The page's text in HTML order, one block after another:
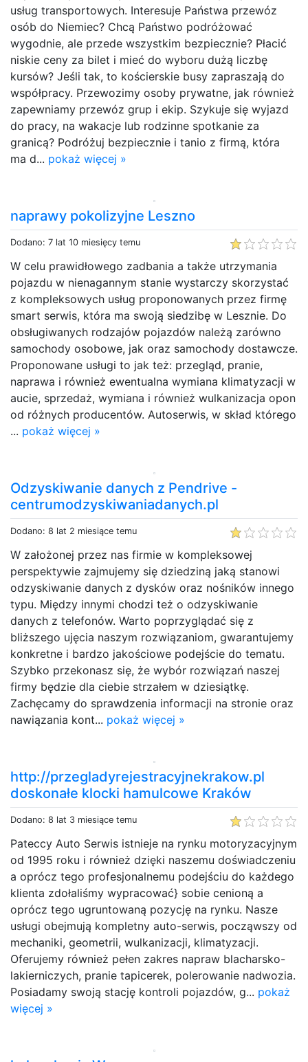
usług transportowych. Interesuje Państwa przewóz
osób do Niemiec? Chcą Państwo podróżować
wygodnie, ale przede wszystkim bezpiecznie? Płacić
niskie ceny za bilet i mieć do wyboru dużą liczbę
kursów? Jeśli tak, to kościerskie busy zapraszają do
współpracy. Przewozimy osoby prywatne, jak również
zapewniamy przewóz grup i ekip. Szykuje się wyjazd
do pracy, na wakacje lub rodzinne spotkanie za
granicą? Podróżuj bezpiecznie i tanio z firmą, która
ma d... pokaż więcej »
naprawy pokolizyjne Leszno
Dodano: 7 lat 10 miesięcy temu
W celu prawidłowego zadbania a także utrzymania
pojazdu w nienagannym stanie wystarczy skorzystać
z kompleksowych usług proponowanych przez firmę
smart serwis, która ma swoją siedzibę w Lesznie. Do
obsługiwanych rodzajów pojazdów należą zarówno
samochody osobowe, jak oraz samochody dostawcze.
Proponowane usługi to jak też: przegląd, pranie,
naprawa i również ewentualna wymiana klimatyzacji w
aucie, sprzedaż, wymiana i również wulkanizacja opon
od różnych producentów. Autoserwis, w skład którego
... pokaż więcej »
Odzyskiwanie danych z Pendrive -
centrumodzyskiwaniadanych.pl
Dodano: 8 lat 2 miesiące temu
W założonej przez nas firmie w kompleksowej
perspektywie zajmujemy się dziedziną jaką stanowi
odzyskiwanie danych z dysków oraz nośników innego
typu. Między innymi chodzi też o odzyskiwanie
danych z telefonów. Warto poprzyglądać się z
bliższego ujęcia naszym rozwiązaniom, gwarantujemy
konkretne i bardzo jakościowe podejście do tematu.
Szybko przekonasz się, że wybór rozwiązań naszej
firmy będzie dla ciebie strzałem w dziesiątkę.
Zachęcamy do sprawdzenia informacji na stronie oraz
nawiązania kont... pokaż więcej »
http://przegladyrejestracyjnekrakow.pl
doskonałe klocki hamulcowe Kraków
Dodano: 8 lat 3 miesiące temu
Pateccy Auto Serwis istnieje na rynku motoryzacyjnym
od 1995 roku i również dzięki naszemu doświadczeniu
a oprócz tego profesjonalnemu podejściu do każdego
klienta zdołaliśmy wypracować} sobie cenioną a
oprócz tego ugruntowaną pozycję na rynku. Nasze
usługi obejmują kompletny auto-serwis, począwszy od
mechaniki, geometrii, wulkanizacji, klimatyzacji.
Oferujemy również pełen zakres napraw blacharsko-
lakierniczych, pranie tapicerek, polerowanie nadwozia.
Posiadamy swoją stację kontroli pojazdów, g... pokaż
więcej »